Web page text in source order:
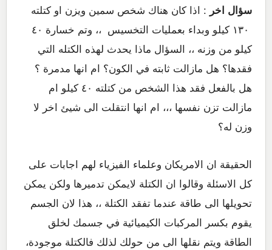
سؤال اخر : اذا كان هناك شخص سمين ويزن او كتلته
١٣٠ كيلو وبداء بعمليات التخسيس ،، وتم خسارة ٤٠
كيلو من وزنه ،، السؤال ماذا يحدث لهذه الكتله التي
فقدها؟ هل مازالت ثابته في الكون؟ ام انها مدمرة ؟
هل بالفعل فقد هذا الشخص من كتلته ٤٠ كيلو ام
مازالت تزن نفسها ،،، ام انها انتقلت الى شيئ اخر لا
وزن له؟
الحقيقة ان الامريكان وعلماء الفيزياء لهم اجابات على
كل الاسئلة وقالوا ان الكتلة لايمكن تدميرها ولكن يمكن
تحويلها الى طاقة عندما تفقد الكتلة ،، هذا لان الجسم
يقوم بكسر المركبات الكيميائية في جسمك لخلق
الطاقة ويتم نقلها الى من حولك لذلك فالكتلة موجودة،